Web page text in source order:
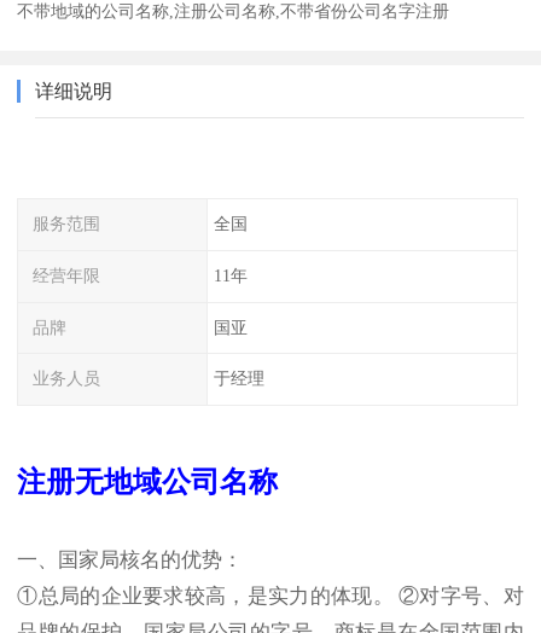
不带地域的公司名称,注册公司名称,不带省份公司名字注册
详细说明
服务范围 全国
经营年限 11年
品牌 国亚
业务人员 于经理
注册无地域公司名称
一、国家局核名的优势：
①总局的企业要求较高，是实力的体现。 ②对字号、对